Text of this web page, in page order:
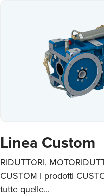
Linea Custom
RIDUTTORI,
CUSTOM I prodotti
tutte quelle...